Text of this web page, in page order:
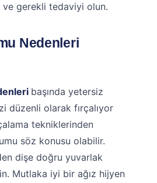
gerekli tedaviyi olun.
Nedenleri
başında yetersiz
düzenli olarak fırçalıyor
tekniklerinden
söz konusu olabilir.
dişe doğru yuvarlak
Mutlaka iyi bir ağız hijyen